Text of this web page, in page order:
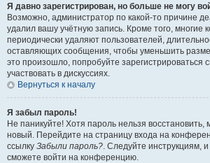
Я давно зарегистрирован, но больше не могу
Возможно, администратор по какой-то причине
удалил вашу учётную запись. Кроме того, многие
периодически удаляют пользователей,
оставляющих сообщения, чтобы уменьшить
это произошло, попробуйте зарегистрироваться
участвовать в дискуссиях.
Вернуться к началу
Я забыл пароль!
Не паникуйте! Хотя пароль нельзя восстановить,
новый. Перейдите на страницу входа на
ссылку Забыли пароль?. Следуйте инструкциям,
сможете войти на конференцию.